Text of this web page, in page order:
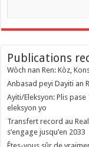
Publications
Wòch nan Ren: Kòz,
Anbasad peyi Dayiti an
Ayiti/Eleksyon: Plis
eleksyon yo
Transfert record au
s’engage jusqu’en 2033